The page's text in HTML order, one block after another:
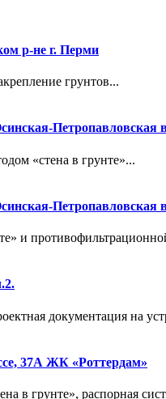
р-не г. Перми
грунтов...
Петропавловская
«стена в грунте»...
Петропавловская
и
документация на
37А ЖК «Роттердам»
в грунте», распорная